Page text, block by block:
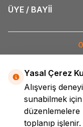
ÜYE / BAYİİ
Yasal Çerez
Alışveriş
sunabilmek için
toplanıp